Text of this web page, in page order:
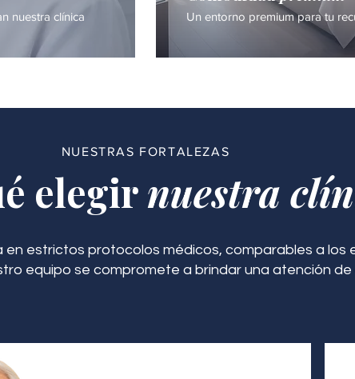
nuestra clínica Un entorno premium para tu
NUESTRAS FORTALEZAS
elegirnuestra
estrictos protocolos médicos, comparables a los
equipo se compromete a brindar una atención de